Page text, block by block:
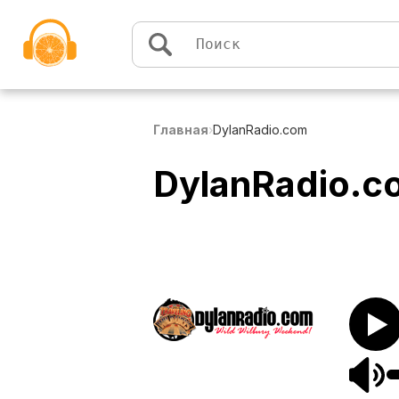
Главная›DylanRadio.com